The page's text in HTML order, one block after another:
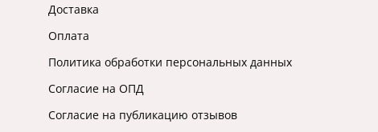
Доставка
Оплата
Политика обработки персональных данных
Согласие на ОПД
Согласие на публикацию отзывов